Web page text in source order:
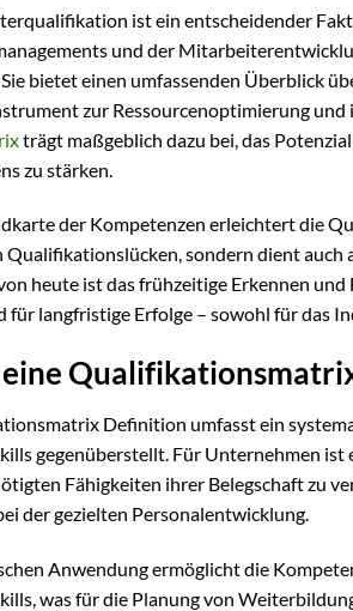
ist ein entscheidender
und der
bietet einen umfassenden Überblick
zur Ressourcenoptimierung und
trägt maßgeblich dazu bei, das
zu stärken.
der Kompetenzen erleichtert die
Qualifikationslücken, sondern dient
heute ist das frühzeitige Erkennen und
für langfristige Erfolge – sowohl für das
Definition umfasst ein
gegenüberstellt. Für Unternehmen ist
Fähigkeiten ihrer Belegschaft zu
der gezielten Personalentwicklung.
Anwendung ermöglicht die
was für die Planung von